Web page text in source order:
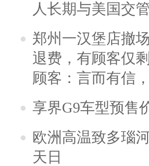
人长期与美国交
郑州一汉堡店撤
退费，有顾客仅
顾客：言而有信
享界G9车型预售
欧洲高温致多瑙
天日